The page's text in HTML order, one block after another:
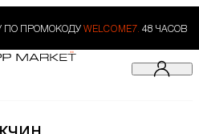
ПО ПРОМОКОДУ WELCOME7. 48 ЧАСОВ